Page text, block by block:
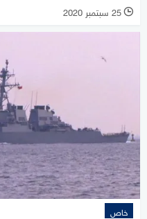
l 25 سبتمبر 2020
خاص